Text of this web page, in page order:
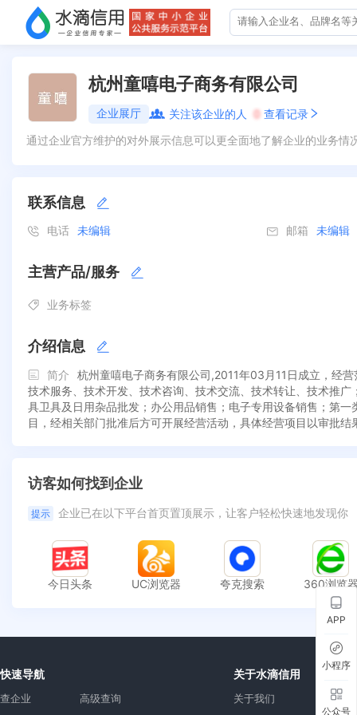
杭州童嘻电子商务有限公司
企业展厅 关注该企业的人 0 查看记录
通过企业官方维护的对外展示信息可以更全面地了解企业的业务
联系信息
电话 未编辑 邮箱 未编辑
主营产品/服务
业务标签
介绍信息
简介
杭州童嘻电子商务有限公司,2011年03月11日成立，经
技术服务、技术开发、技术咨询、技术交流、技术转让、技术推
具卫具及日用杂品批发；办公用品销售；电子专用设备销售；第
目，经相关部门批准后方可开展经营活动，具体经营项目以审批结
访客如何找到企业
提示 企业已在以下平台首页置顶展示，让客户轻松快速地发现你
今日头条 UC浏览器 夸克搜索 360浏览
快速导航
查企业 高级查询
关于水滴信用
关于我们
APP
小程序
公众号